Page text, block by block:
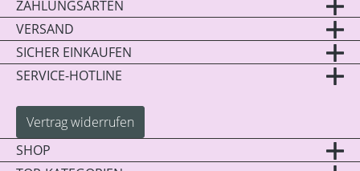
ZAHLUNGSARTEN
VERSAND
SICHER EINKAUFEN
SERVICE-HOTLINE
Vertrag widerrufen
SHOP